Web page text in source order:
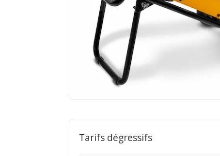
Tarifs dégressifs